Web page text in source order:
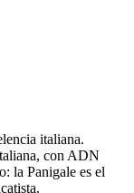
italiana.
con ADN
la Panigale es el